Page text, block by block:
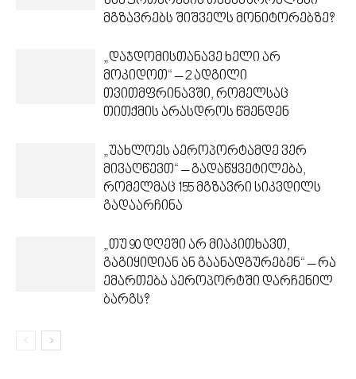
მგზავრებს შიშველს მონიტორებზე?
„დაჯდომისთანავე ხელი არ
მოკიდოთ“ – 2 ადგილი
თვითმფრინავში, რომელსაც
თითქმის არასდროს წმენდენ
„უახლოეს აეროპორტამდე ვერ
მივაღწევთ“ – გადაწყვეტილება,
რომელმაც 155 მგზავრი სიკვდილს
გადაარჩინა
„თუ 90 დღეში არ მიაკითხავთ,
გაგიყიდიან ან გაანადგურებენ“ – რა
ემართება აეროპორტში დარჩენილ
ბარგს?